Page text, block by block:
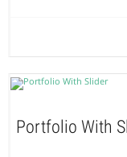
Portfolio With